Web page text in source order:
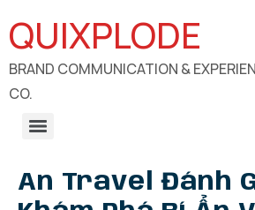
QUIXPLODE
BRAND COMMUNICATION &
CO.
An Travel Đánh